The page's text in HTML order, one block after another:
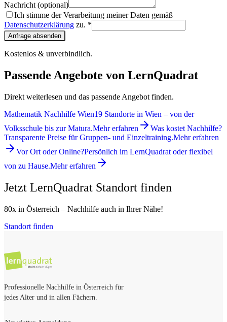
Nachricht (optional)
Ich stimme der Verarbeitung meiner Daten gemäß
Datenschutzerklärung zu. *
Anfrage absenden
Kostenlos & unverbindlich.
Passende Angebote von LernQuadrat
Direkt weiterlesen und das passende Angebot finden.
Mathematik Nachhilfe Wien19 Standorte in Wien – von der
Volksschule bis zur Matura.Mehr erfahren
Was kostet Nachhilfe?
Transparente Preise für Gruppen- und Einzeltraining.Mehr erfahren
Vor Ort oder Online?Persönlich im LernQuadrat oder flexibel
von zu Hause.Mehr erfahren
Jetzt LernQuadrat Standort finden
80x in Österreich – Nachhilfe auch in Ihrer Nähe!
Standort finden
Professionelle Nachhilfe in Österreich für
jedes Alter und in allen Fächern.